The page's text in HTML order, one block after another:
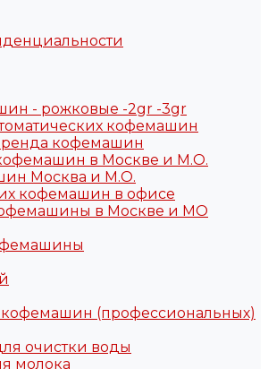
- рожковые -2gr -3gr
кофемашин
кофемашин
в Москве и М.О.
Москва и М.О.
кофемашин в офисе
в Москве и МО
(профессиональных)
очистки воды
молока